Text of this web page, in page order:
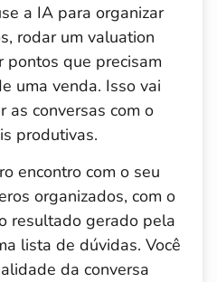
a IA para organizar
rodar um valuation
pontos que precisam
uma venda. Isso vai
as conversas com o
produtivas.
encontro com o seu
organizados, com o
resultado gerado pela
lista de dúvidas. Você
da conversa